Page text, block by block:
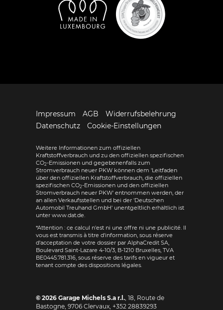
Impressum AGB
Widerrufsbelehrung
Datenschutz
Cookie-Einstellungen
Weitere Informationen zum offiziellen
Kraftstoffverbrauch und zu den offiziellen spezifischen
CO2-Emissionen und gegebenenfalls zum
Stromverbrauch neuer PKW können dem 'Leitfaden
über den offiziellen Kraftstoffverbrauch, die offiziellen
spezifischen CO2-Emissionen und den offiziellen
Stromverbrauch neuer PKW' entnommen werden, der
an allen Verkaufsstellen und bei der 'Deutschen
Automobil Treuhand GmbH' unentgeltlich erhältlich ist
unter www.dat.de.
*Attention : ce calcul n'est ni une offre ni une publicité. Il
vous est transmis à titre d'information, sous réserve
d'acceptation de votre dossier par AlphaCredit SA,
Boulevard Saint-Lazare 4-10/3, B-1210 Bruxelles, TVA
BE0445.781.316, sous réserve des tarifs en vigueur et
tenant compte des dispositions légales.
© 2026 Garage Michels S.a r.l. 18, Route de
Bastogne 9706 Clervaux, +352 28839293